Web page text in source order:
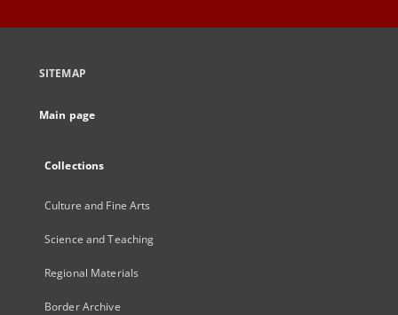
SITEMAP
Main page
Collections
Culture and Fine Arts
Science and Teaching
Regional Materials
Border Archive